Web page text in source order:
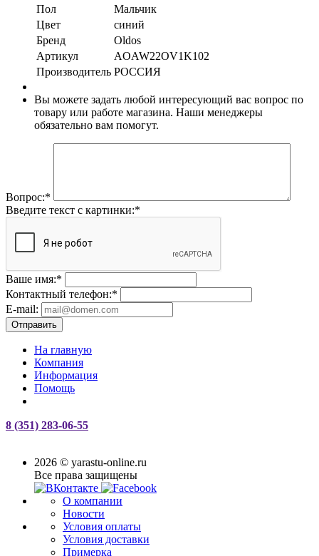
Пол
Мальчик
Цвет
синий
Бренд
Oldos
Артикул
AOAW22OV1K102
Производитель РОССИЯ
Вы можете задать любой интересующий вас вопрос по
товару или работе магазина. Наши менеджеры
обязательно вам помогут.
Вопрос:*
Введите текст с картинки:*
Ваше имя:*
Контактный телефон:*
E-mail:
Отправить
На главную
Компания
Информация
Помощь
8 (351) 283-06-55
2026 © yarastu-online.ru
Все права защищены
О компании
Новости
Условия оплаты
Условия доставки
Примерка